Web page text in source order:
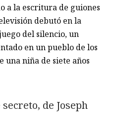
a la escritura de guiones
debutó en la
del silencio, un
en un pueblo de los
una niña de siete años
de Joseph